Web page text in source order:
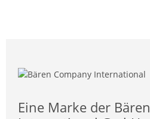
Eine Marke der